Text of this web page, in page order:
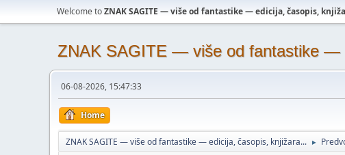
Welcome toZNAK SAGITE — više od fantastike — edicija, časopis,
ZNAK SAGITE — više od fantastike —
06-08-2026, 15:47:33
Home
ZNAK SAGITE — više od fantastike — edicija, časopis, knjižara... ►